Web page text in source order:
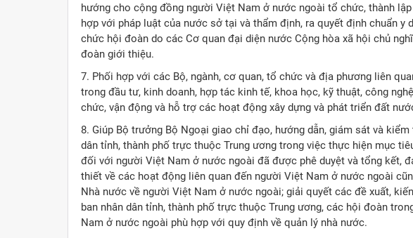
hướng cho cộng đồng người Việt Nam ở nước ngoài tổ chức, thành
hợp với pháp luật của nước sở tại và thẩm định, ra quyết định chuẩn y
chức hội đoàn do các Cơ quan đại diện nước Cộng hòa xã hội chủ
đoàn giới thiệu.
7. Phối hợp với các Bộ, ngành, cơ quan, tổ chức và địa phương liên
trong đầu tư, kinh doanh, hợp tác kinh tế, khoa học, kỹ thuật, công
chức, vận động và hỗ trợ các hoạt động xây dựng và phát triển đất
8. Giúp Bộ trưởng Bộ Ngoại giao chỉ đạo, hướng dẫn, giám sát và kiểm
dân tỉnh, thành phố trực thuộc Trung ương trong việc thực hiện mục
đối với người Việt Nam ở nước ngoài đã được phê duyệt và tổng kết,
thiết về các hoạt động liên quan đến người Việt Nam ở nước ngoài
Nhà nước về người Việt Nam ở nước ngoài; giải quyết các đề xuất,
ban nhân dân tỉnh, thành phố trực thuộc Trung ương, các hội đoàn
Nam ở nước ngoài phù hợp với quy định về quản lý nhà nước.